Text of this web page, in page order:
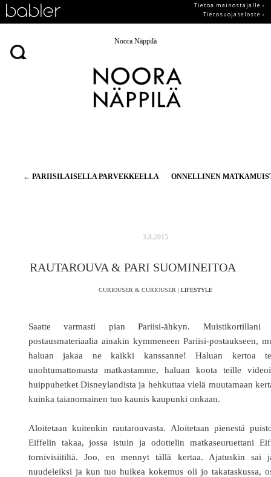
Tietoa mainostajalle ›
Tietosuojaseloste ›
Noora Näppilä
Artikkelien
← PARIISILAISELLA PARVEKKEELLA ONNELLINEN
3.8.2015
RAUTAROUVA & PARI SUOMINEITOA
CURIOUSER & CURIOUSER | LIFESTYLE
Saatte varmasti pian Pariisi-ähkyn. Muistikortillani
postausmateriaalia ainakin kymmeneen Pariisi-postaukseen,
haluan jakaa ne kaikki kanssanne! Haluan kertoa
unohtumattomasta matkastamme, haluan koota teille
huippuhetket Disneylandista ja hehkuttaa vielä muutamaan
kuinka taianomainen tuo kaunis kaupunki onkaan.
Aloitetaan kuitenkin rautarouvasta. Aloitetaan pienestä
Eiffelin takaa, jossa istuin ja odottelin matkaseuruettani
tornivisiitiltä. Joo, en mennyt tällä kertaa. Ajatuskin sai
nuudeleiksi ja kun tuo huikea kokemus oli jo takataskussa,